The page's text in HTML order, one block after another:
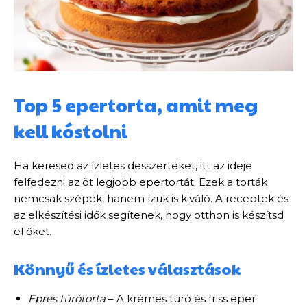
Top 5 epertorta, amit meg
kell kóstolni
Ha keresed az ízletes desszerteket, itt az ideje
felfedezni az öt legjobb epertortát. Ezek a torták
nemcsak szépek, hanem ízük is kiváló. A receptek és
az elkészítési idők segítenek, hogy otthon is készítsd
el őket.
Könnyű és ízletes választások
Epres túrótorta – A krémes túró és friss eper